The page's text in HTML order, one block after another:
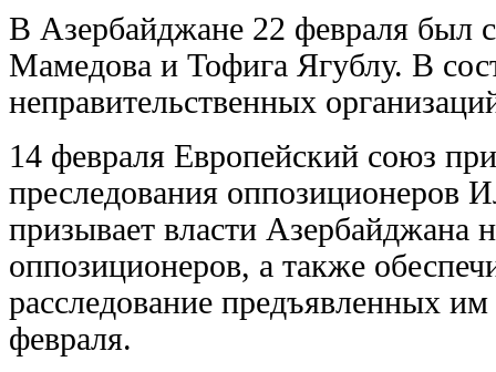
В Азербайджане 22 февраля был
Мамедова и Тофига Ягублу. В
неправительственных
14 февраля Европейский союз
преследования оппозиционеров
призывает власти Азербайджана
оппозиционеров, а также
расследование предъявленных
февраля.